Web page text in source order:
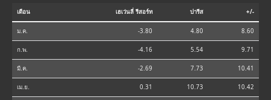
เดือน เฮเว่นลี่ รีสอร์ท ปารีส +/-
ม.ค. -3.80 4.80 8.60
ก.พ. -4.16 5.54 9.71
มี.ค. -2.69 7.73 10.41
เม.ย. 0.31 10.73 10.42